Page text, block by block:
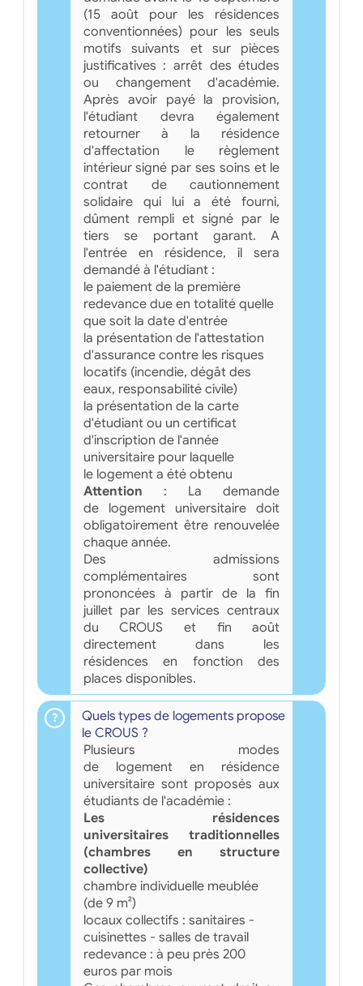
(15 août pour les résidences
conventionnées) pour les seuls
motifs suivants et sur pièces
justificatives : arrêt des études
ou changement d'académie.
Après avoir payé la provision,
l'étudiant devra également
retourner à la résidence
d'affectation le règlement
intérieur signé par ses soins et le
contrat de cautionnement
solidaire qui lui a été fourni,
dûment rempli et signé par le
tiers se portant garant. A
l'entrée en résidence, il sera
demandé à l'étudiant :
le paiement de la première
redevance due en totalité quelle
que soit la date d'entrée
la présentation de l'attestation
d'assurance contre les risques
locatifs (incendie, dégât des
eaux, responsabilité civile)
la présentation de la carte
d'étudiant ou un certificat
d'inscription de l'année
universitaire pour laquelle
le logement a été obtenu
Attention : La demande
de logement universitaire doit
obligatoirement être renouvelée
chaque année.
Des admissions
complémentaires sont
prononcées à partir de la fin
juillet par les services centraux
du CROUS et fin août
directement dans les
résidences en fonction des
places disponibles.
Quels types de logements propose
le CROUS ?
Plusieurs modes
de logement en résidence
universitaire sont proposés aux
étudiants de l'académie :
Les résidences
universitaires traditionnelles
(chambres en structure
collective)
chambre individuelle meublée
(de 9 m²)
locaux collectifs : sanitaires -
cuisinettes - salles de travail
redevance : à peu près 200
euros par mois